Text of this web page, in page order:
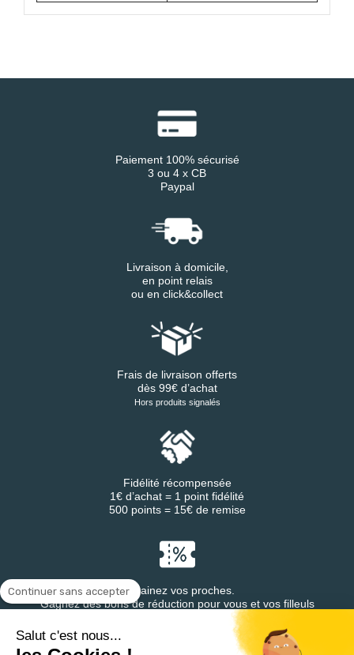
Continuer sans accepter
Salut c'est nous...
Paiement 100% sécurisé
3 ou 4 x CB
Paypal
Livraison à domicile,
en point relais
ou en click&collect
Frais de livraison offerts
dès 99€ d’achat
Hors produits signalés
Fidélité récompensée
1€ d’achat = 1 point fidélité
500 points = 15€ de remise
Parrainez vos proches.
Gagnez des bons de réduction pour vous et vos filleuls